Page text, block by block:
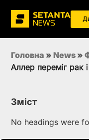
Головна » News »
Аллер переміг рак
Зміст
No headings were